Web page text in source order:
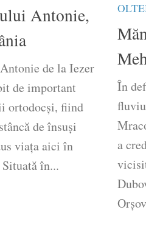
Antonie,
de la Iezer
de important
ortodocși, fiind
de însuși
viața aici în
în...
În
a